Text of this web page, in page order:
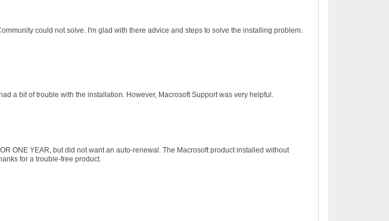
could not solve. I'm glad with there advice and steps to solve the installing problem.
a bit of trouble with the installation. However, Macrosoft Support was very helpful.
ONE YEAR, but did not want an auto-renewal. The Macrosoft product installed without
for a trouble-free product.